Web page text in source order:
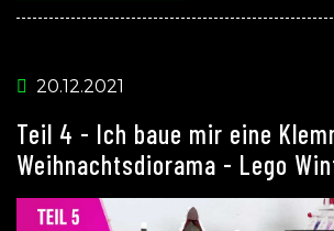
20.12.2021
Teil 4 - Ich baue mir eine
Weihnachtsdiorama - Lego